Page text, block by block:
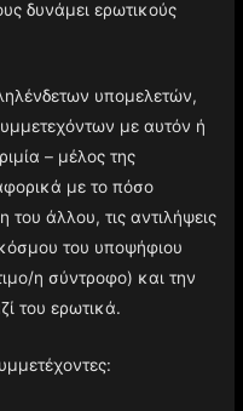
δυνάμει ερωτικούς
υπομελετών,
με αυτόν ή
– μέλος της
με το πόσο
άλλου, τις αντιλήψεις
του υποψήφιου
η σύντροφο) και την
του ερωτικά.